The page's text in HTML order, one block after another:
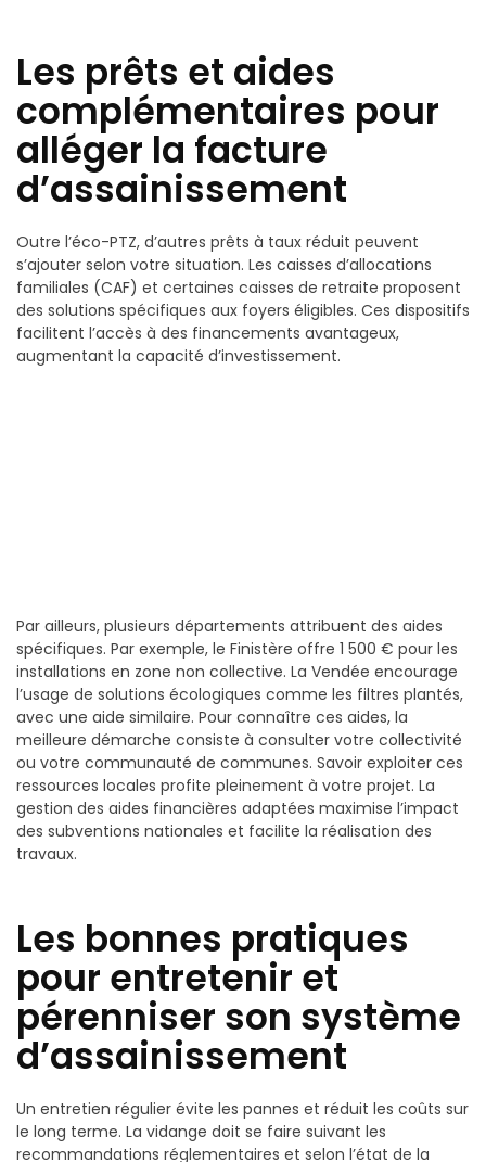
Les prêts et aides
complémentaires pour
alléger la facture
d’assainissement
Outre l’éco-PTZ, d’autres prêts à taux réduit peuvent
s’ajouter selon votre situation. Les caisses d’allocations
familiales (CAF) et certaines caisses de retraite proposent
des solutions spécifiques aux foyers éligibles. Ces dispositifs
facilitent l’accès à des financements avantageux,
augmentant la capacité d’investissement.
Par ailleurs, plusieurs départements attribuent des aides
spécifiques. Par exemple, le Finistère offre 1 500 € pour les
installations en zone non collective. La Vendée encourage
l’usage de solutions écologiques comme les filtres plantés,
avec une aide similaire. Pour connaître ces aides, la
meilleure démarche consiste à consulter votre collectivité
ou votre communauté de communes. Savoir exploiter ces
ressources locales profite pleinement à votre projet. La
gestion des aides financières adaptées maximise l’impact
des subventions nationales et facilite la réalisation des
travaux.
Les bonnes pratiques
pour entretenir et
pérenniser son système
d’assainissement
Un entretien régulier évite les pannes et réduit les coûts sur
le long terme. La vidange doit se faire suivant les
recommandations réglementaires et selon l’état de la